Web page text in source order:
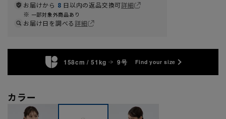
お届けから 8 日以内の返品交換可詳細
一部対象外商品あり
お届け日を調べる詳細
158cm / 51kg 9号 Find your size
カラー